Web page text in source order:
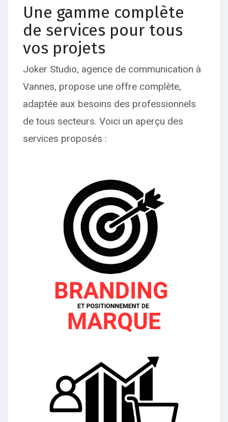
Une gamme complète
de services pour tous
vos projets
Joker Studio, agence de communication à
Vannes, propose une offre complète,
adaptée aux besoins des professionnels
de tous secteurs. Voici un aperçu des
services proposés :